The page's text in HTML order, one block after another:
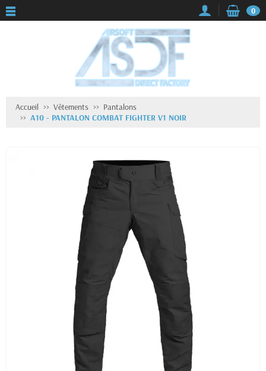
0
Accueil Vêtements
Pantalons
A10 - PANTALON COMBAT FIGHTER V1 NOIR